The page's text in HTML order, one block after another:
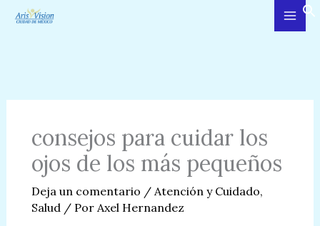
consejos para cuidar los
ojos de los más pequeños
Deja un comentario / Atención y Cuidado,
Salud/ Por Axel Hernandez